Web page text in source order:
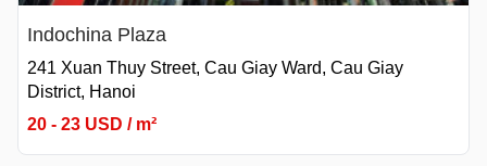
Indochina Plaza
241 Xuan Thuy Street, Cau Giay Ward, Cau Giay
District, Hanoi
20 - 23 USD / m²